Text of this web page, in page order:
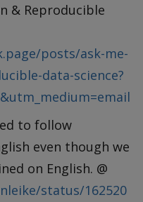
& Reproducible
posts/ask-me-
data-science?
to follow
even though we
on English. @
status/162520